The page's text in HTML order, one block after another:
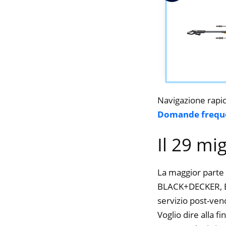
Navigazione
Domande
Il 29
La maggior
servizio post-
Voglio dire alla